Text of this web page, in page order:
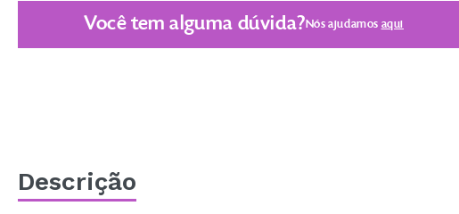
NATURE
EM BREVE
Você tem alguma dúvida?Nós ajudamos aqui
Descrição